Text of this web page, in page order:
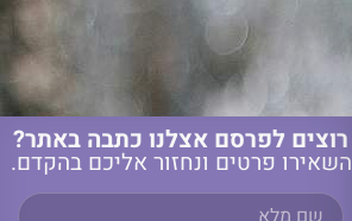
רוצים לפרסם אצלנו כתבה באתר?
השאירו פרטים ונחזור אליכם בהקדם.